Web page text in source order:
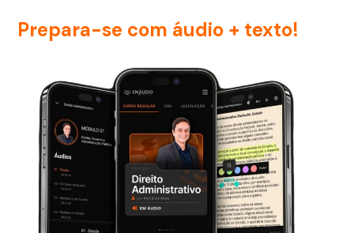
Prepara-se com áudio + texto!